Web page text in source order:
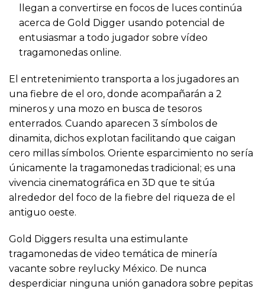
llegan a convertirse en focos de luces continúa
acerca de Gold Digger usando potencial de
entusiasmar a todo jugador sobre vídeo
tragamonedas online.
El entretenimiento transporta a los jugadores an
una fiebre de el oro, donde acompañarán a 2
mineros y una mozo en busca de tesoros
enterrados. Cuando aparecen 3 símbolos de
dinamita, dichos explotan facilitando que caigan
cero millas símbolos. Oriente esparcimiento no serí­a
únicamente la tragamonedas tradicional; es una
vivencia cinematográfica en 3D que te sitúa
alrededor del foco de la fiebre del riqueza de el
antiguo oeste.
Gold Diggers resulta una estimulante
tragamonedas de video temática de minería
vacante sobre reylucky México. De nunca
desperdiciar ninguna unión ganadora sobre pepitas